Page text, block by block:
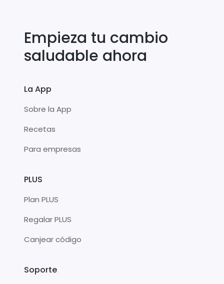
Empieza tu cambio
saludable ahora
La App
Sobre la App
Recetas
Para empresas
PLUS
Plan PLUS
Regalar PLUS
Canjear código
Soporte